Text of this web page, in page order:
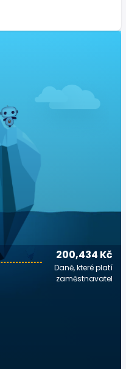
200,434 Kč
Daně, které platí
zaměstnavatel